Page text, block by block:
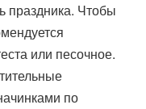
праздника. Чтобы
или песочное.
по